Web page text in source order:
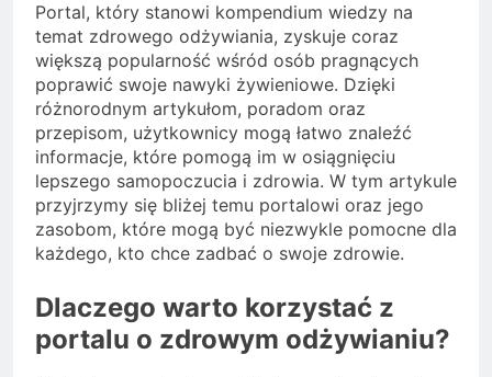
Portal, który stanowi kompendium wiedzy na
temat zdrowego odżywiania, zyskuje coraz
większą popularność wśród osób pragnących
poprawić swoje nawyki żywieniowe. Dzięki
różnorodnym artykułom, poradom oraz
przepisom, użytkownicy mogą łatwo znaleźć
informacje, które pomogą im w osiągnięciu
lepszego samopoczucia i zdrowia. W tym artykule
przyjrzymy się bliżej temu portalowi oraz jego
zasobom, które mogą być niezwykle pomocne dla
każdego, kto chce zadbać o swoje zdrowie.
Dlaczego warto korzystać z
portalu o zdrowym odżywianiu?